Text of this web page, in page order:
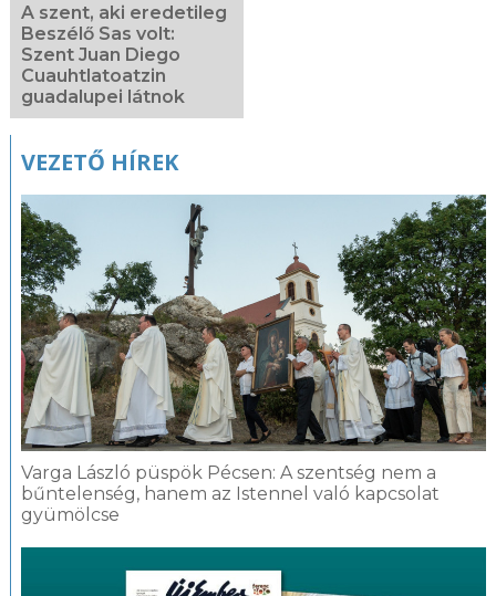
A szent, aki eredetileg
Beszélő Sas volt:
Szent Juan Diego
Cuauhtlatoatzin
guadalupei látnok
VEZETŐ HÍREK
Varga László püspök Pécsen: A szentség nem a
bűntelenség, hanem az Istennel való kapcsolat
gyümölcse